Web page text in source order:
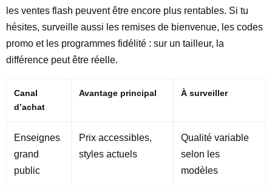
les ventes flash peuvent être encore plus rentables. Si tu
hésites, surveille aussi les remises de bienvenue, les codes
promo et les programmes fidélité : sur un tailleur, la
différence peut être réelle.
Canal
d’achat
Avantage principal À surveiller
Enseignes
grand
public
Prix accessibles,
styles actuels
Qualité variable
selon les
modèles